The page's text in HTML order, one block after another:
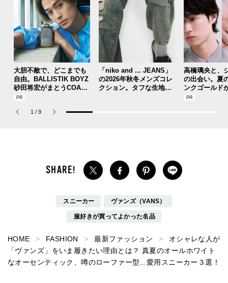
大胆不敵で、どこまでも
自由。BALLISTIK BOYZ
砂田将宏がまとうCOACH
の新作フレグランス「コ
パルファム」
「niko and ... JEANS」
の2026年秋冬メンズコレ
クション。タフな生地、
高橋璃央と、
の出会い。夏
ンクゴールド
SUMMER
1 / 9
スニーカー ヴァンズ（VANS）
服好きが買ってよかった名品
HOME FASHION 最新ファッション
オシャレな人が
「ヴァンズ」をいま履きたい理由とは？ 真夏のオールホワイト
なオーセンティック、噂のローファー型...愛用スニーカー３選！